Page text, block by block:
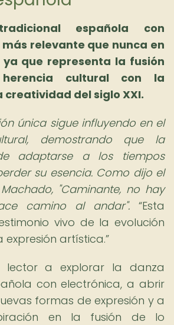
española con
relevante que nunca en
que representa la fusión
cultural con la
creatividad del siglo XXI.
única sigue influyendo en el
demostrando que la
adaptarse a los tiempos
su esencia. Como dijo el
"Caminante, no hay
camino al andar".
Esta
vivo de la evolución
artística.
a explorar la danza
con electrónica, a abrir
formas de expresión y a
en la fusión de lo